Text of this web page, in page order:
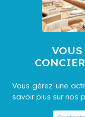
Vous gérez une
savoir plus sur nos